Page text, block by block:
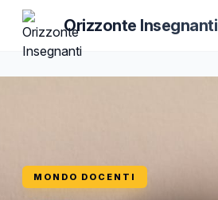
Orizzonte Insegnanti
MONDO DOCENTI